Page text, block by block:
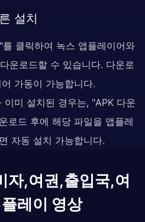
설치
클릭하여 녹스 앱플레이어와
운로드할 수 있습니다. 다운로
가동이 가능합니다.
미 설치된 경우는, "APK 다운
로드 후에 해당 파일을 앱플레
자동 설치 가능합니다.
자,여권,출입국,여
레이 영상